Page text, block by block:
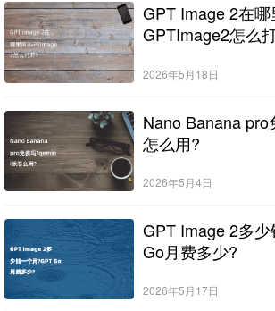
GPT Image 2在哪
GPTImage2怎么
2026年5月18日
Nano Banana
怎么用?
2026年5月4日
GPT Image 2多
Go月费多少?
2026年5月17日